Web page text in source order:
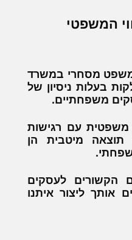
המשפטי
מסחרי במשרד
בעלות ניסיון של
משפטית עם רגישות
תוצאה מיטבית הן
הקשורים לעסקים
אותך ליצור איתנו